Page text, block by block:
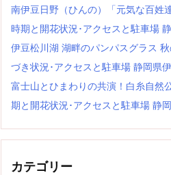
南伊豆日野（ひんの）「元気な百姓
時期と開花状況･アクセスと駐車場
伊豆松川湖 湖畔のパンパスグラス
づき状況･アクセスと駐車場 静岡県
富士山とひまわりの共演！白糸自然
期と開花状況･アクセスと駐車場 静
カテゴリー